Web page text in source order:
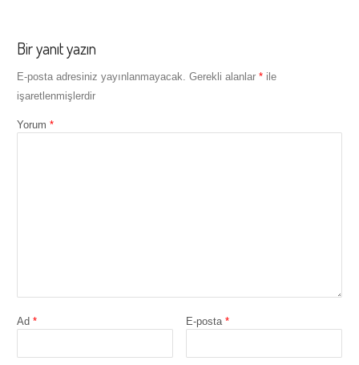
Bir yanıt yazın
E-posta adresiniz yayınlanmayacak. Gerekli alanlar *ile
işaretlenmişlerdir
Yorum *
Ad * E-posta*